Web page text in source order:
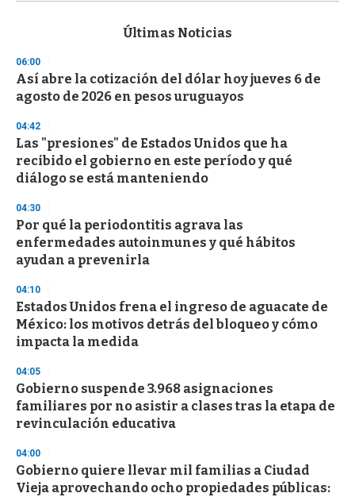
d
s
o
f
3
s
c
o
d
s
Últimas Noticias
06:00
Así abre la cotización del dólar hoy jueves 6 de
agosto de 2026 en pesos uruguayos
04:42
Las "presiones" de Estados Unidos que ha
recibido el gobierno en este período y qué
diálogo se está manteniendo
04:30
Por qué la periodontitis agrava las
enfermedades autoinmunes y qué hábitos
ayudan a prevenirla
04:10
Estados Unidos frena el ingreso de aguacate de
México: los motivos detrás del bloqueo y cómo
impacta la medida
04:05
Gobierno suspende 3.968 asignaciones
familiares por no asistir a clases tras la etapa de
revinculación educativa
04:00
Gobierno quiere llevar mil familias a Ciudad
Vieja aprovechando ocho propiedades públicas: